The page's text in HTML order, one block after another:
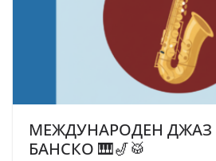
МЕЖДУНАРОДЕН ДЖАЗ
БАНСКО 🎹🎷🥁